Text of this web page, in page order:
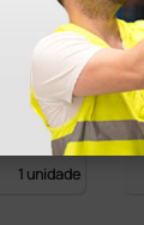
1 unidade